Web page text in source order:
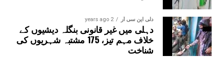
دلی این سی آر 2 years ago
دہلی میں غیر قانونی بنگلہ دیشیوں کے
خلاف مہم تیز، 175 مشتبہ شہریوں کی
شناخت